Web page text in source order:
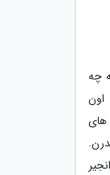
چه
های